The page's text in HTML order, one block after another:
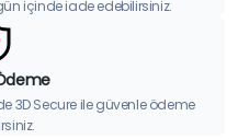
içinde iade edebilirsiniz.
3D Secure ile güvenle ödeme